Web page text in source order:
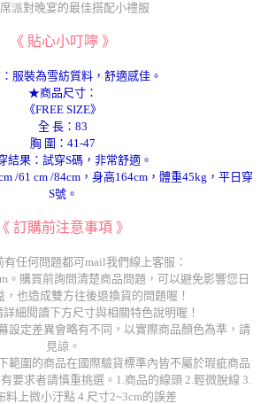
派對晚宴的最佳搭配小禮服
《 貼心小叮嚀 》
服裝為雪紡質料，舒適感佳。
★商品尺寸：
《FREE SIZE》
全 長：83
胸 圍：41-47
結果：試穿S碼，非常舒適。
/61 cm /84cm，身高164cm，體重45kg，平日穿
S號。
《 訂購前注意事項 》
有任何問題都可mail我們線上客服：
。購買前詢問清楚商品問題，可以避免影響您日
，也造成雙方往後退換貨的問題喔！
細閱讀下方尺寸與相關特色說明喔！
設定差異會略有不同，以實際商品顏色為準，請
見諒。
範圍的商品在國際驗貨標準內皆不屬於瑕疵商品
要求者請慎重挑選。1.商品的線頭 2.輕微脫線 3.
料上微小汙點 4.尺寸2~3cm的誤差